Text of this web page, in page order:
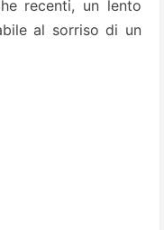
recenti, un lento
al sorriso di un